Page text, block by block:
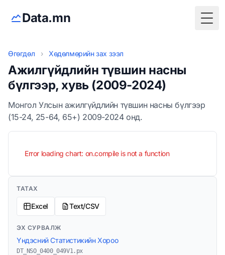
Data.mn
Өгөгдөл › Хөдөлмөрийн зах зээл
Ажилгүйдлийн түвшин насны
бүлгээр, хувь (2009-2024)
Монгол Улсын ажилгүйдлийн түвшин насны бүлгээр
(15-24, 25-64, 65+) 2009-2024 онд.
Error loading chart: on.compile is not a function
ТАТАХ
Excel Text/CSV
ЭХ СУРВАЛЖ
Үндэсний Статистикийн Хороо
DT_NSO_0400_049V1.px